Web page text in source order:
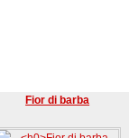
Fior di barba